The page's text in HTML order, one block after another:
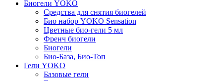
Биогели YOKO
Средства для снятия биогелей
Био набор YOKO Sensation
Цветные био-гели 5 мл
Френч биогели
Биогели
Био-База, Био-Топ
Гели YOKO
Базовые гели